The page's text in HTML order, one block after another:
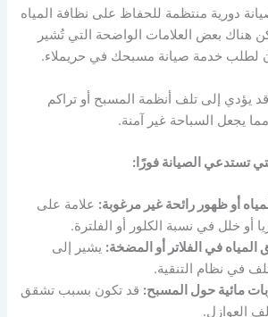
دورية منتظمة للحفاظ على نظافة المياه
هناك بعض العلامات الواضحة التي تُشير
لطلب خدمة صيانة مسبحك في حريملاء.
يؤدي إلى تلف أنظمة المسبح أو تراكم
يجعل السباحة غير آمنة.
تستدعي الصيانة فورًا:
أو ظهور رائحة غير مرغوبة: علامة على
أو خلل في نسبة الكلور أو الفلترة.
في الفلاتر أو المضخة: يشير إلى
تلف في نظام التنقية.
مائية حول المسبح: قد تكون بسبب تشقق
العوازل.